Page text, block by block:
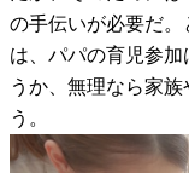
の手伝いが必要だ
は、パパの育児参
うか、無理なら家
う。